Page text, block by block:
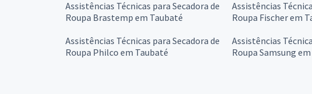
Assistências Técnicas para Secadora de
Roupa Brastemp em Taubaté
Assistências
Roupa Fischer em
Assistências Técnicas para Secadora de
Roupa Philco em Taubaté
Assistências
Roupa Samsung